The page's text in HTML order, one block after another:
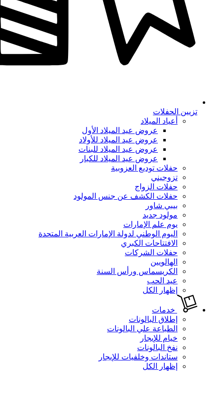
تزيين الحفلات
أعياد الميلاد
عروض عيد الميلاد الأول
عروض عيد الميلاد للأولاد
عروض عيد الميلاد للبنات
عروض عيد الميلاد للكبار
حفلات توديع العزوبية
تزوجيني
حفلات الزواج
حفلات الكشف عن جنس المولود
بيبي شاور
مولود جديد
يوم علم الإمارات
اليوم الوطني لدولة الإمارات العربية المتحدة
الافتتاحات الكبري
حفلات الشركات
الهالويين
الكريسماس ورأس السنة
عيد الحب
إظهار الكل
خدمات
إطلاق البالونات
الطباعة علي البالونات
خيام للإيجار
نفخ البالونات
ستاندات وخلفيات للإيجار
إظهار الكل